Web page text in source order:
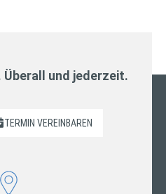
Überall und jederzeit.
TERMIN VEREINBAREN